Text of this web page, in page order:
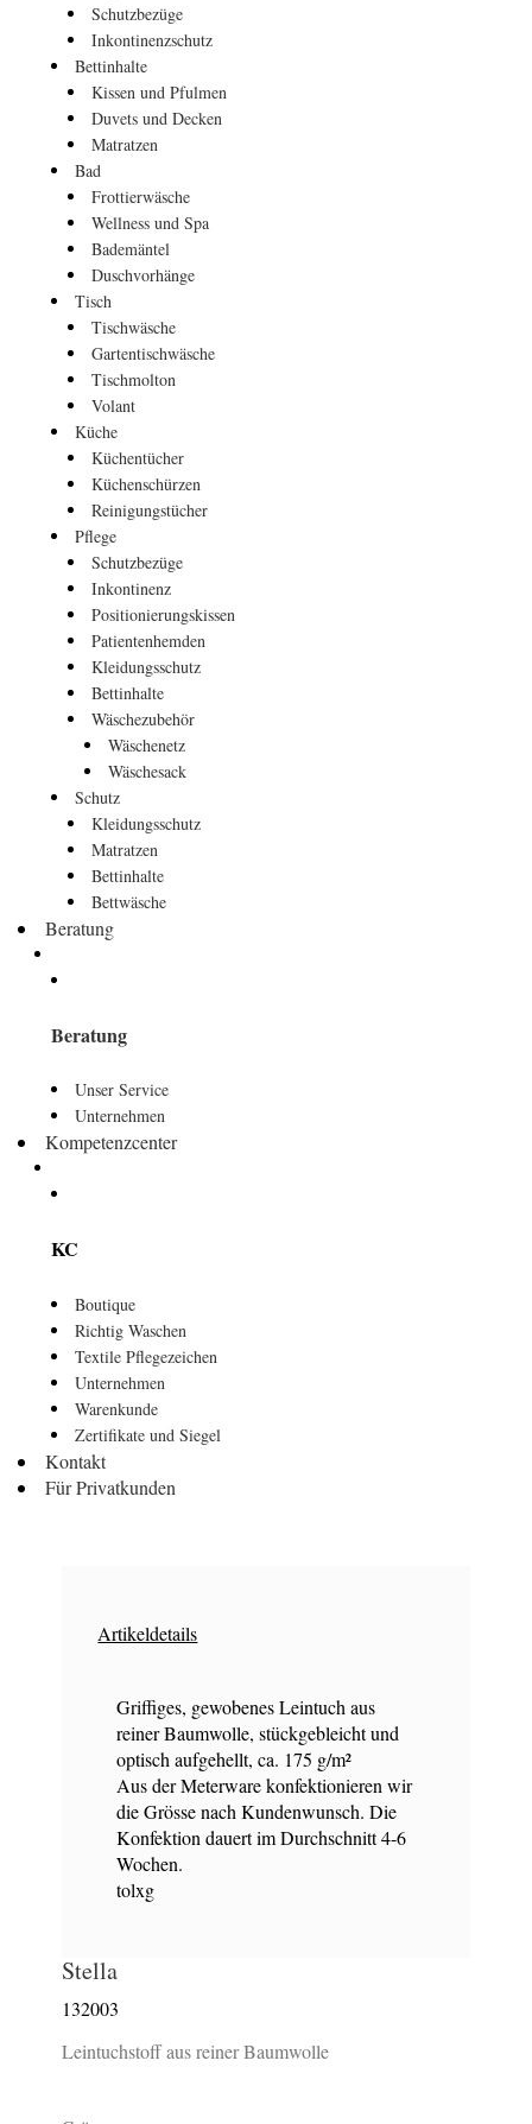
Schutzbezüge
Inkontinenzschutz
Bettinhalte
Kissen und Pfulmen
Duvets und Decken
Matratzen
Bad
Frottierwäsche
Wellness und Spa
Bademäntel
Duschvorhänge
Tisch
Tischwäsche
Gartentischwäsche
Tischmolton
Volant
Küche
Küchentücher
Küchenschürzen
Reinigungstücher
Pflege
Schutzbezüge
Inkontinenz
Positionierungskissen
Patientenhemden
Kleidungsschutz
Bettinhalte
Wäschezubehör
Wäschenetz
Wäschesack
Schutz
Kleidungsschutz
Matratzen
Bettinhalte
Bettwäsche
Beratung
Beratung
Unser Service
Unternehmen
Kompetenzcenter
KC
Boutique
Richtig Waschen
Textile Pflegezeichen
Unternehmen
Warenkunde
Zertifikate und Siegel
Kontakt
Für Privatkunden
Artikeldetails
Griffiges, gewobenes Leintuch aus
reiner Baumwolle, stückgebleicht und
optisch aufgehellt, ca. 175 g/m²
Aus der Meterware konfektionieren wir
die Grösse nach Kundenwunsch. Die
Konfektion dauert im Durchschnitt 4-6
Wochen.
tolxg
Stella
132003
Leintuchstoff aus reiner Baumwolle